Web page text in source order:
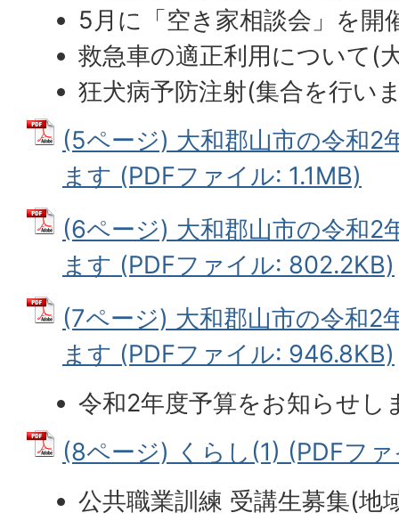
5月に「空き家相談会」を開
救急車の適正利用について(
狂犬病予防注射(集合を行い
(5ページ) 大和郡山市の令和2
ます (PDFファイル: 1.1MB)
(6ページ) 大和郡山市の令和2
ます (PDFファイル: 802.2KB)
(7ページ) 大和郡山市の令和2
ます (PDFファイル: 946.8KB)
令和2年度予算をお知らせし
(8ページ) くらし(1) (PDFファ
公共職業訓練 受講生募集(地